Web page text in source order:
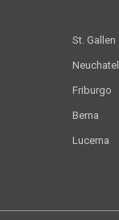
St. Gallen
Neuchatel
Friburgo
Berna
Lucerna